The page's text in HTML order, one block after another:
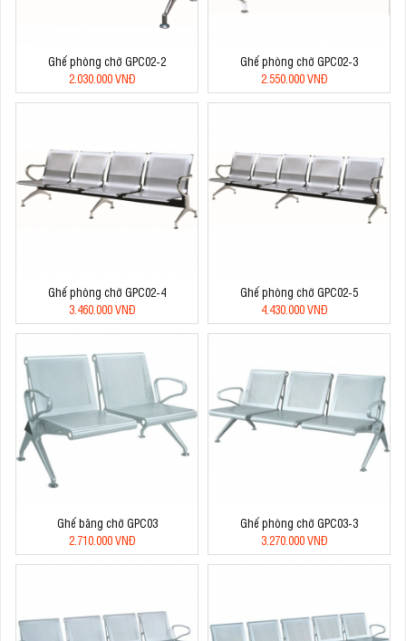
Ghế phòng chờ GPC02-2
2.030.000 VNĐ
Ghế phòng chờ GPC02-3
2.550.000 VNĐ
Ghế phòng chờ GPC02-4
3.460.000 VNĐ
Ghế phòng chờ GPC02-5
4.430.000 VNĐ
Ghế băng chờ GPC03
2.710.000 VNĐ
Ghế phòng chờ GPC03-3
3.270.000 VNĐ